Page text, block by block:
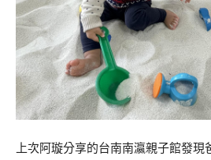
上次阿璇分享的台南南瀛親子館發